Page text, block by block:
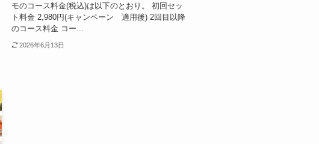
モのコース料金(税込)は以下のとおり。 初回セッ
ト料金 2,980円(キャンペーン 適用後) 2回目以降
のコース料金 コー...
2026年6月13日